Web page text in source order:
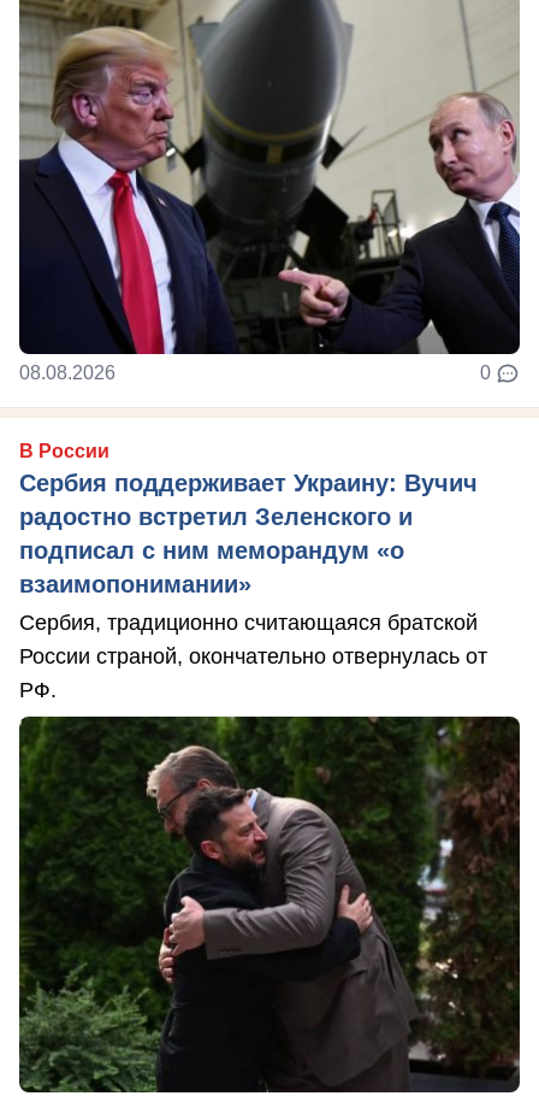
08.08.2026 0
В России
Сербия поддерживает Украину: Вучич
радостно встретил Зеленского и
подписал с ним меморандум «о
взаимопонимании»
Сербия, традиционно считающаяся братской
России страной, окончательно отвернулась от
РФ.